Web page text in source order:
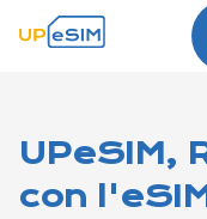
UPeSIM,
con